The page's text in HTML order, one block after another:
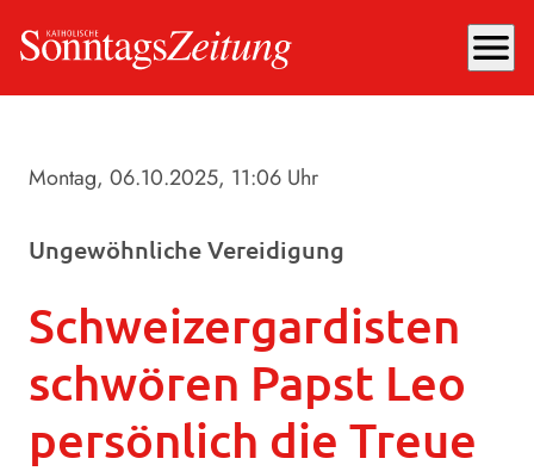
menu
Montag, 06.10.2025, 11:06 Uhr
Ungewöhnliche Vereidigung
Schweizergardisten
schwören Papst Leo
persönlich die Treue